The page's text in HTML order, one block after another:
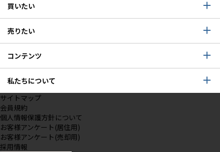
買いたい
売りたい
コンテンツ
私たちについて
サイトマップ
会員規約
個人情報保護方針について
お客様アンケート(居住用)
お客様アンケート(売却用)
採用情報